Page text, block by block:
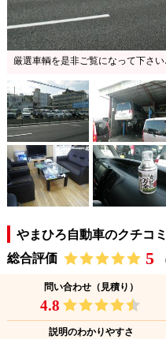
厳選車輌を是非ご覧になって下さ
やまひろ自動車のクチコ
総合評価
5
問い合わせ（見積り）
4.8
説明のわかりやすさ